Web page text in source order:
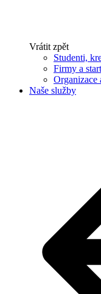
Vrátit zpět
Studenti,
Firmy a
Organizace
Naše služby